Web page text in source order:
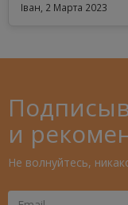
Іван, 2 Марта 2023
и
Не волнуйтесь,